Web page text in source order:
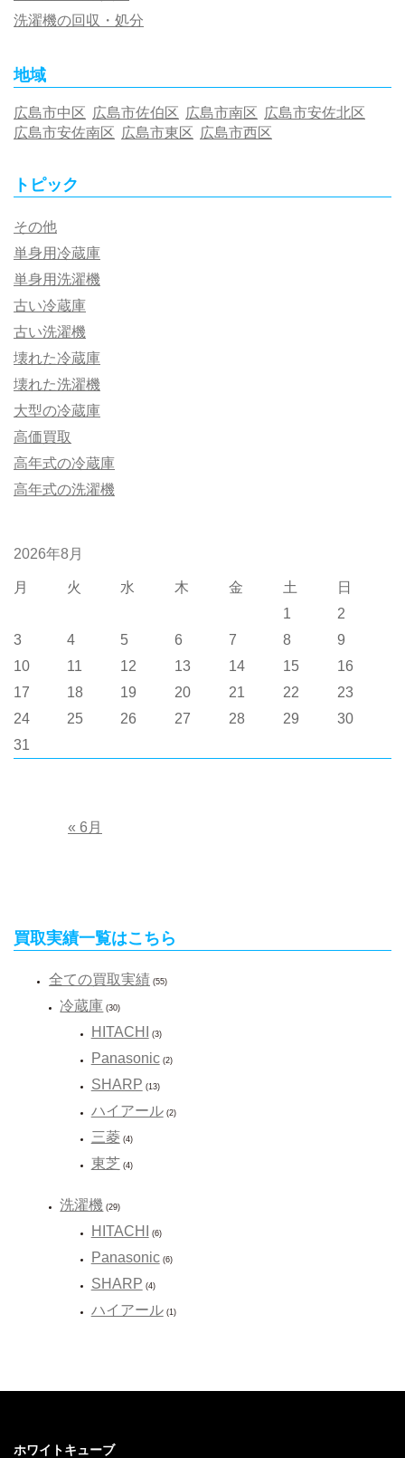
洗濯機の回収・処分
地域
広島市中区 広島市佐伯区 広島市南区 広島市安佐北区
広島市安佐南区 広島市東区 広島市西区
トピック
その他
単身用冷蔵庫
単身用洗濯機
古い冷蔵庫
古い洗濯機
壊れた冷蔵庫
壊れた洗濯機
大型の冷蔵庫
高価買取
高年式の冷蔵庫
高年式の洗濯機
2026年8月
月 火 水 木 金 土
日
1
2
3
4 5 6 7 8
9
10
11 12 13 14 15
16
17
18 19 20 21 22
23
24
25 26 27 28 29
30
31
« 6月
買取実績一覧はこちら
全ての買取実績 (55)
冷蔵庫 (30)
HITACHI (3)
Panasonic(2)
SHARP (13)
ハイアール(2)
三菱(4)
東芝 (4)
洗濯機 (29)
HITACHI (6)
Panasonic(6)
SHARP (4)
ハイアール(1)
ホワイトキューブ